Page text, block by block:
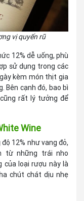
vị quyến rũ
12% dễ uống, phù
sử dụng trong các
kèm món thịt gia
Bên cạnh đó, bao bì
rất lý tưởng để
Wine
12% như vang đỏ,
từ những trái nho
của loại rượu này là
chút chát dịu nhẹ